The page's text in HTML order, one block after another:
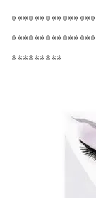
*********